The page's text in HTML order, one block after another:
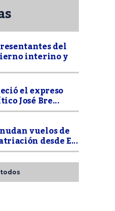
del
interino y
el expreso
José Bre...
vuelos de
desde E...